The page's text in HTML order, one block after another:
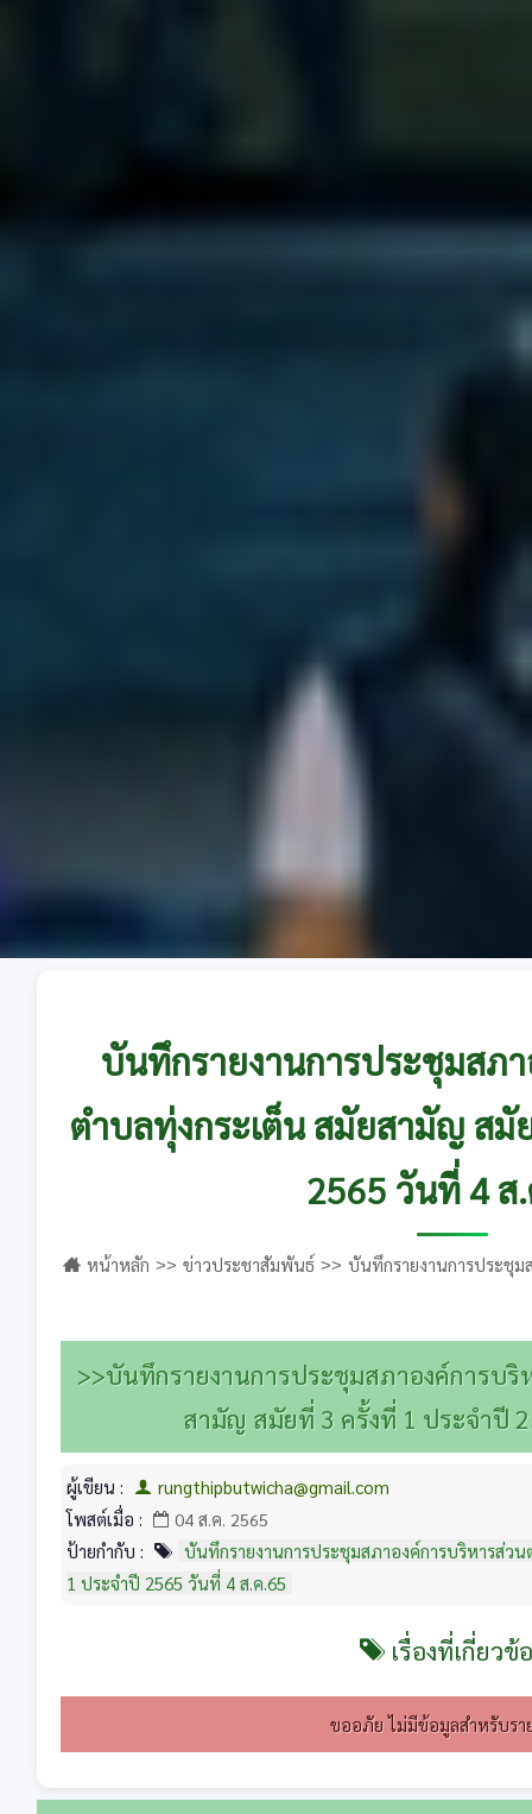
บันทึกรายงานการประชุมสภ
ตำบลทุ่งกระเต็น สมัยสามัญ สมั
2565 วันที่ 4 ส
หน้าหลัก ข่าวประชาสัมพันธ์
บันทึกรายงานการประชุม
>>บันทึกรายงานการประชุมสภาองค์การบ
สามัญ สมัยที่ 3 ครั้งที่ 1 ประจำปี
ผู้เขียน :
rungthipbutwicha@gmail.com
โพสต์เมื่อ :
04 ส.ค. 2565
ป้ายกำกับ :
บันทึกรายงานการประชุมสภาองค์การบริหารส่ว
1 ประจำปี 2565 วันที่ 4 ส.ค.65
เรื่องที่เกี่ยวข้
ขออภัย ไม่มีข้อมูลสำหรับรา